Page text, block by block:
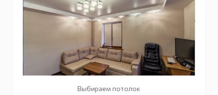
Выбираем потолок